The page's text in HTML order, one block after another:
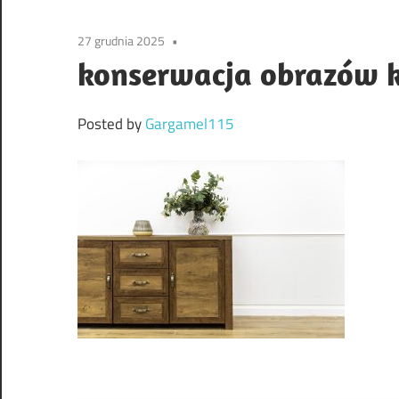
27 grudnia 2025
konserwacja obrazów
Posted byGargamel115